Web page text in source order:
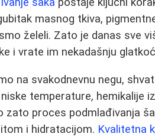
masnog tkiva,
želeli. Zato je danas sve
i vrate im nekadašnju
na svakodnevnu negu,
temperature, hemikalije
zato proces podmlađivanja
i hidratacijom. Kvalitetna